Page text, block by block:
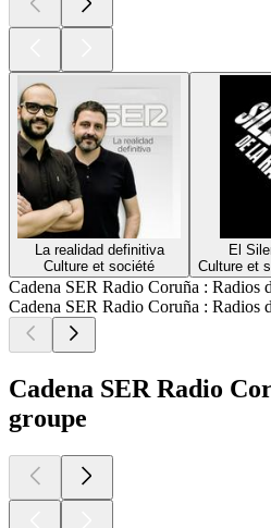
La realidad definitiva
Culture et société
El
Culture et
Cadena SER Radio Coruña : Radios
Cadena SER Radio Coruña : Radios
Cadena SER Radio
groupe